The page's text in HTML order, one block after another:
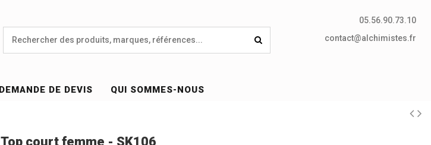
05.56.90.73.10
contact@alchimistes.fr
DEMANDE DE DEVIS QUI SOMMES-NOUS
Top court femme - SK106